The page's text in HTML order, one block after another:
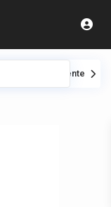
Siguiente